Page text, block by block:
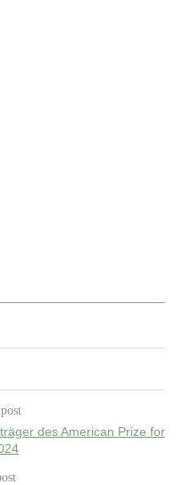
des American Prize for